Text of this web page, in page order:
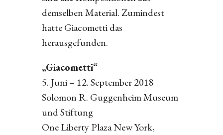
demselben Material. Zumindest
hatte Giacometti das
herausgefunden.
„Giacometti“
5. Juni – 12. September 2018
Solomon R. Guggenheim Museum
und Stiftung
One Liberty Plaza New York,